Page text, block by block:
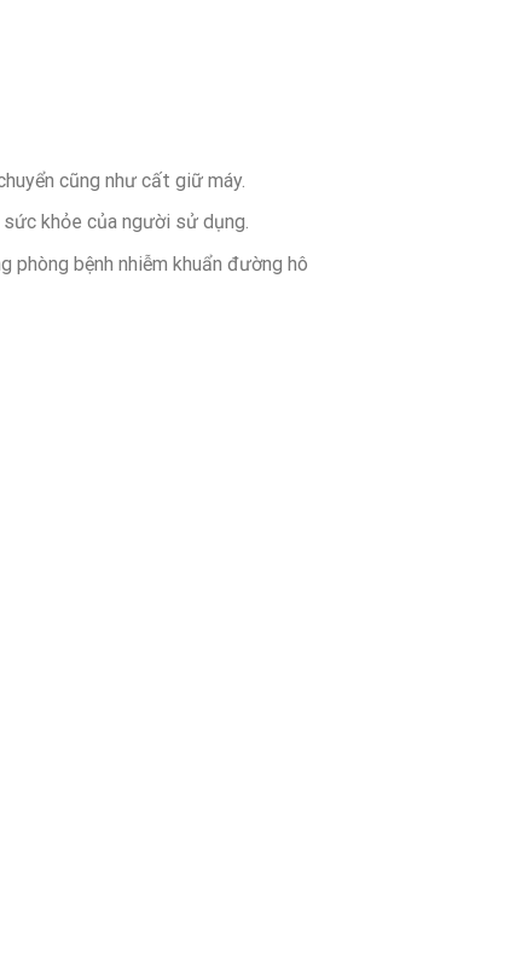
cũng như cất giữ máy.
khỏe của người sử dụng.
phòng bệnh nhiễm khuẩn đường hô